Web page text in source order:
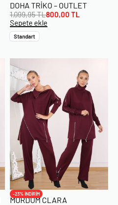
DOHA TRIKO – OUTLET
1.099,95TL800,00 TL
Sepete ekle
Standart
-23% İNDİRİM
MÜRDÜM CLARA